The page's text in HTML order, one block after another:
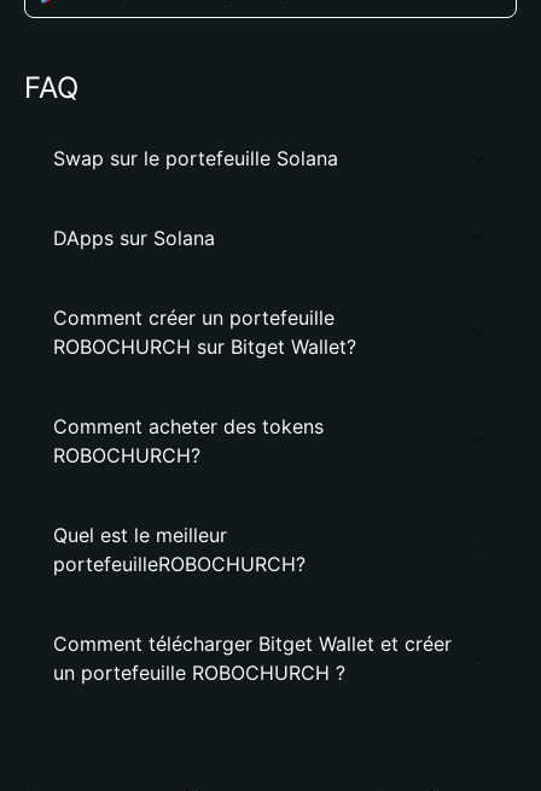
FAQ
Swap sur le portefeuille Solana
DApps sur Solana
Comment créer un portefeuille
ROBOCHURCH sur Bitget Wallet?
Comment acheter des tokens
ROBOCHURCH?
Quel est le meilleur
portefeuilleROBOCHURCH?
Comment télécharger Bitget Wallet et créer
un portefeuille ROBOCHURCH ?